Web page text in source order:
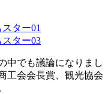
中でも議論になりまし
工会会長賞、観光協会